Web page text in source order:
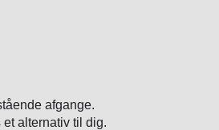
afgange.
alternativ til dig.